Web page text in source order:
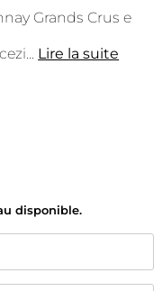
Grands Crus e
Lire la suite
disponible.